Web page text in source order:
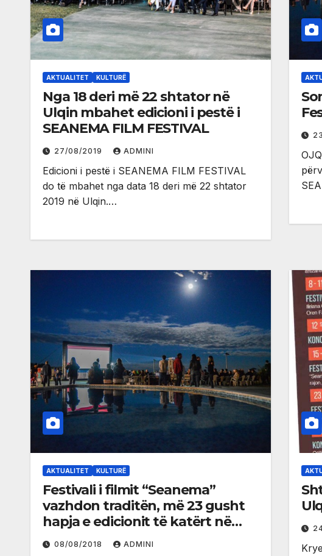
AKTUALITET KULTURË
Nga 18 deri më 22 shtator në
Ulqin mbahet edicioni i pestë i
SEANEMA FILM FESTIVAL
27/08/2019 ADMINI
Edicioni i pestë i SEANEMA FILM FESTIVAL
do të mbahet nga data 18 deri më 22 shtator
2019 në Ulqin.…
AKTUALITET KULTURË
Festivali i filmit “Seanema”
vazhdon traditën, më 23 gusht
hapja e edicionit të katërt në
Ulqin
08/08/2018 ADMINI